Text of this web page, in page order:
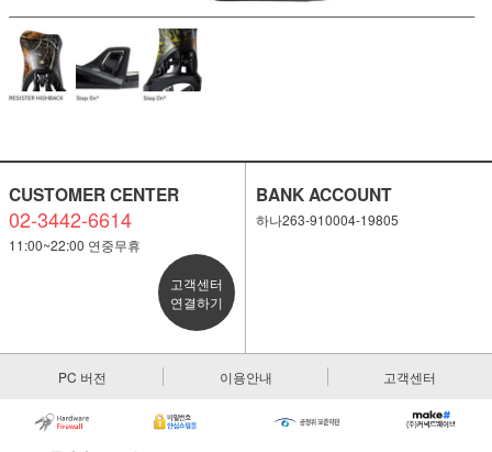
CUSTOMER CENTER
02-3442-6614
11:00~22:00 연중무휴
고객센터
연결하기
BANK ACCOUNT
하나263-910004-19805
PC 버전 이용안내 고객센터